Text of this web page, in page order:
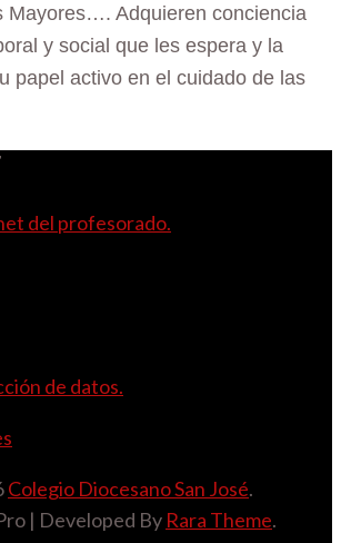
Mayores…. Adquieren conciencia
y social que les espera y la
papel activo en el cuidado de las
del profesorado.
de datos.
Colegio Diocesano San José.
| Developed By Rara Theme.